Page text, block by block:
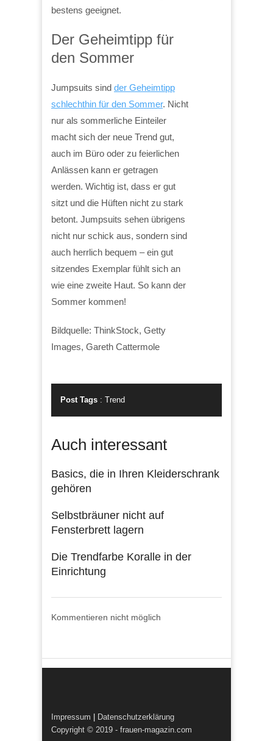
bestens geeignet.
Der Geheimtipp für
den Sommer
Jumpsuits sind der Geheimtipp
schlechthin für den Sommer. Nicht
nur als sommerliche Einteiler
macht sich der neue Trend gut,
auch im Büro oder zu feierlichen
Anlässen kann er getragen
werden. Wichtig ist, dass er gut
sitzt und die Hüften nicht zu stark
betont. Jumpsuits sehen übrigens
nicht nur schick aus, sondern sind
auch herrlich bequem – ein gut
sitzendes Exemplar fühlt sich an
wie eine zweite Haut. So kann der
Sommer kommen!
Bildquelle: ThinkStock, Getty
Images, Gareth Cattermole
Post Tags : Trend
Auch interessant
Basics, die in Ihren Kleiderschrank
gehören
Selbstbräuner nicht auf
Fensterbrett lagern
Die Trendfarbe Koralle in der
Einrichtung
Kommentieren nicht möglich
Impressum
Datenschutzerklärung
Copyright © 2019 - frauen-magazin.com